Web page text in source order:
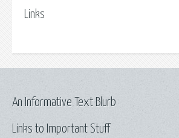
Links
Links to Important Stuff
An Informative Text Blurb